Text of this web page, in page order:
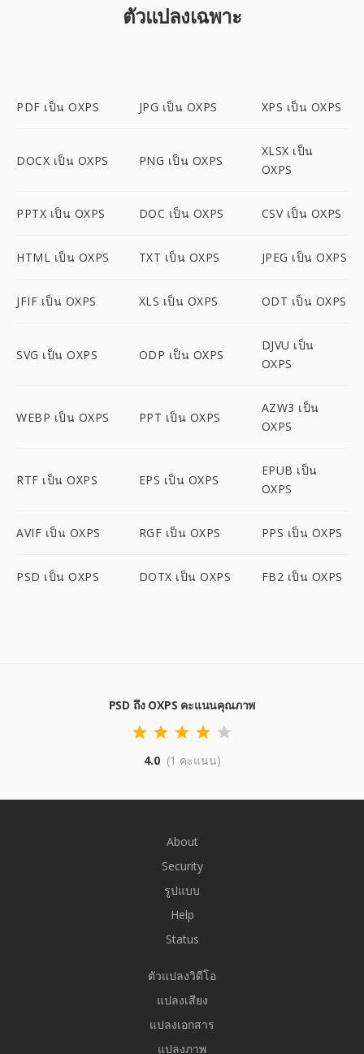
ตัวแปลงเฉพาะ
PDF เป็น OXPS JPG เป็น OXPS XPS เป็น OXPS
DOCX เป็น OXPS PNG เป็น OXPS
XLSX เป็น
OXPS
PPTX เป็น OXPS DOC เป็น OXPS CSV เป็น OXPS
HTML เป็น OXPS TXT เป็น OXPS JPEG เป็น OXPS
JFIF เป็น OXPS XLS เป็น OXPS ODT เป็น OXPS
SVG เป็น OXPS ODP เป็น OXPS
DJVU เป็น
OXPS
WEBP เป็น OXPS PPT เป็น OXPS
AZW3 เป็น
OXPS
RTF เป็น OXPS EPS เป็น OXPS
EPUB เป็น
OXPS
AVIF เป็น OXPS RGF เป็น OXPS PPS เป็น OXPS
PSD เป็น OXPS DOTX เป็น OXPS FB2 เป็น OXPS
PSD ถึง OXPS คะแนนคุณภาพ
4.0 (1 คะแนน)
About
Security
รูปแบบ
Help
Status
ตัวแปลงวิดีโอ
แปลงเสียง
แปลงเอกสาร
แปลงภาพ